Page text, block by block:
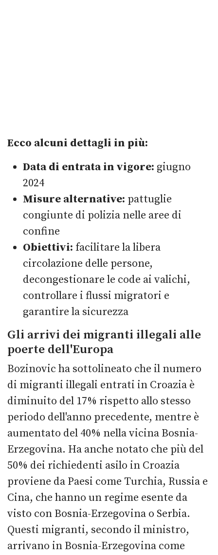
Ecco alcuni dettagli in più:
Data di entrata in vigore: giugno
2024
Misure alternative: pattuglie
congiunte di polizia nelle aree di
confine
Obiettivi: facilitare la libera
circolazione delle persone,
decongestionare le code ai valichi,
controllare i flussi migratori e
garantire la sicurezza
Gli arrivi dei migranti illegali alle
poerte dell'Europa
Bozinovic ha sottolineato che il numero
di migranti illegali entrati in Croazia è
diminuito del 17% rispetto allo stesso
periodo dell'anno precedente, mentre è
aumentato del 40% nella vicina Bosnia-
Erzegovina. Ha anche notato che più del
50% dei richiedenti asilo in Croazia
proviene da Paesi come Turchia, Russia e
Cina, che hanno un regime esente da
visto con Bosnia-Erzegovina o Serbia.
Questi migranti, secondo il ministro,
arrivano in Bosnia-Erzegovina come